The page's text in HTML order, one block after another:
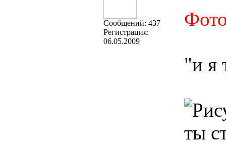
Cообщений: 437
Регистрация:
06.05.2009
"и я
ты